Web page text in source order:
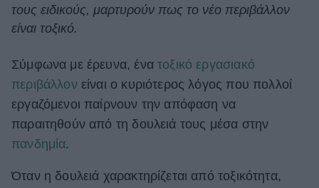
Αφιερώματα
ΒΟΞ
Χωρίς Ταμπέλες
Women's Forum
τους ειδικούς, μαρτυρούν πως το νέο περιβάλλον
είναι τοξικό.
Σύμφωνα με έρευνα, ένατοξικό εργασιακό
περιβάλλον είναι ο κυριότερος λόγος που πολλοί
εργαζόμενοι παίρνουν την απόφαση να
παραιτηθούν από τη δουλειά τους μέσα στην
πανδημία.
Όταν η δουλειά χαρακτηρίζεται από τοξικότητα,